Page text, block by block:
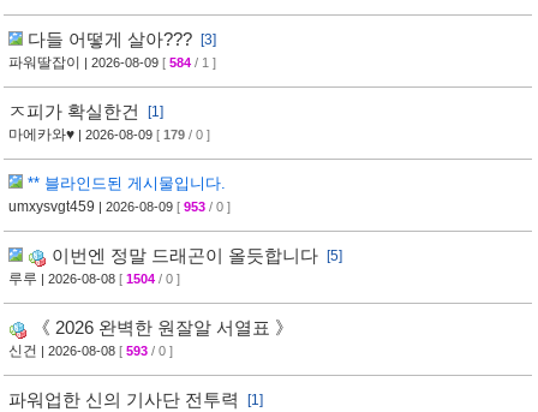
다들 어떻게 살아???
[3]
파워딸잡이
| 2026-08-09 [ 584 / 1 ]
ㅈ피가 확실한건
[1]
마에카와♥ | 2026-08-09 [ 179 / 0 ]
** 블라인드된 게시물입니다.
umxysvgt459 | 2026-08-09 [ 953 / 0 ]
이번엔 정말 드래곤이 올듯합니다
[5]
루루 | 2026-08-08 [ 1504 / 0 ]
《 2026 완벽한 원잘알 서열표 》
신건 | 2026-08-08 [ 593 / 0 ]
파워업한 신의 기사단 전투력
[1]